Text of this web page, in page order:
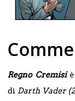
Regno Cremisi
di Darth Vader